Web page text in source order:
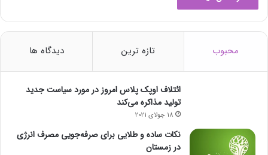
محبوب تازه ترین دیدگاه ها
ائتلاف اوپک پلاس امروز در مورد سیاست جدید
تولید مذاکره می‌کند
18 جولای 2021
نکات ساده و طلایی برای صرفه‌جویی مصرف انرژی
در زمستان